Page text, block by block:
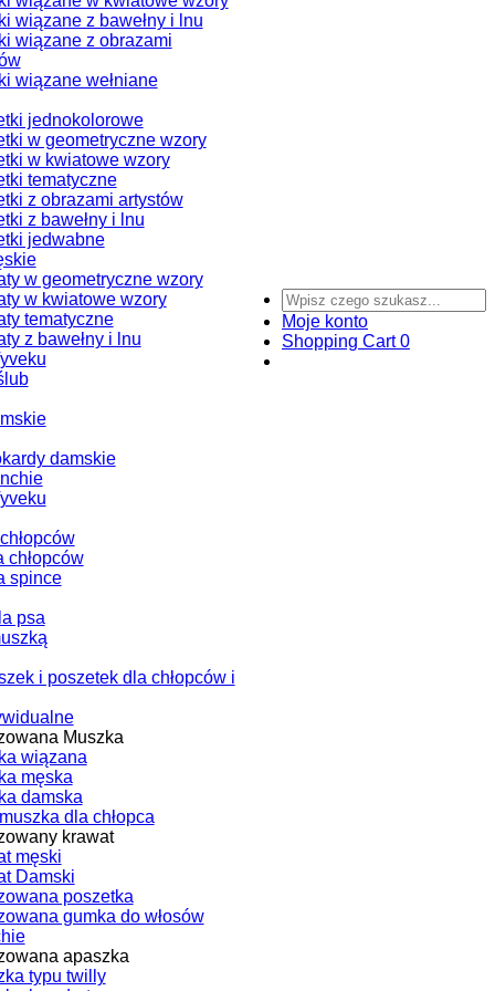
wiązane z bawełny i lnu
wiązane z obrazami
wiązane wełniane
jednokolorowe
w geometryczne wzory
w kwiatowe wzory
tematyczne
z obrazami artystów
z bawełny i lnu
jedwabne
w geometryczne wzory
w kwiatowe wzory
tematyczne
z bawełny i lnu
damskie
chłopców
spince
psa
i poszetek dla chłopców i
Muszka
wiązana
męska
damska
dla chłopca
krawat
męski
Damski
poszetka
gumka do włosów
apaszka
typu twilly
Moje konto
Shopping Cart 0